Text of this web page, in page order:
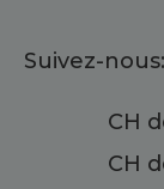
Suivez-nous:
CH
CH